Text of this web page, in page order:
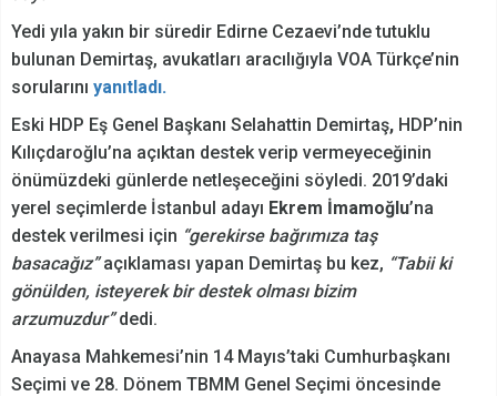
Yedi yıla yakın bir süredir Edirne Cezaevi’nde tutuklu
bulunan Demirtaş, avukatları aracılığıyla VOA Türkçe’nin
sorularını yanıtladı.
Eski HDP Eş Genel Başkanı Selahattin Demirtaş, HDP’nin
Kılıçdaroğlu’na açıktan destek verip vermeyeceğinin
önümüzdeki günlerde netleşeceğini söyledi. 2019’daki
yerel seçimlerde İstanbul adayı Ekrem İmamoğlu’na
destek verilmesi için “gerekirse bağrımıza taş
basacağız”açıklaması yapan Demirtaş bu kez, “Tabii ki
gönülden, isteyerek bir destek olması bizim
arzumuzdur”dedi.
Anayasa Mahkemesi’nin 14 Mayıs’taki Cumhurbaşkanı
Seçimi ve 28. Dönem TBMM Genel Seçimi öncesinde